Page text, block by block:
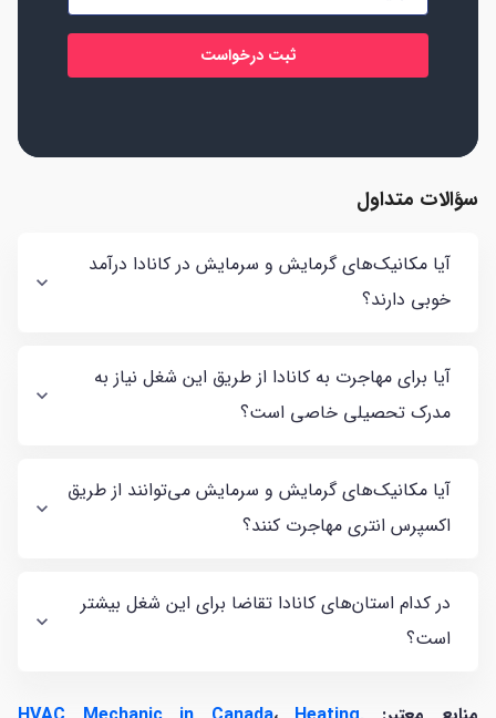
*
سؤالات متداول
آیا مکانیک‌های گرمایش و سرمایش در کانادا درآمد
خوبی دارند؟
آیا برای مهاجرت به کانادا از طریق این شغل نیاز به
مدرک تحصیلی خاصی است؟
آیا مکانیک‌های گرمایش و سرمایش می‌توانند از طریق
اکسپرس انتری مهاجرت کنند؟
در کدام استان‌های کانادا تقاضا برای این شغل بیشتر
است؟